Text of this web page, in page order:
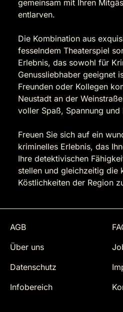
gemeinsam mit Ihren
entlarven.
Die Kombination aus
fesselndem Theaterspiel
Erlebnis, das sowohl für
Genussliebhaber geeignet
Freunden oder Kollegen
Neustadt an der
voller Spaß, Spannung
Freuen Sie sich auf ein
kriminelles Erlebnis, das
Ihre detektivischen
stellen und gleichzeitig die
Köstlichkeiten der Region
AGB
Über uns
Datenschutz
Infobereich